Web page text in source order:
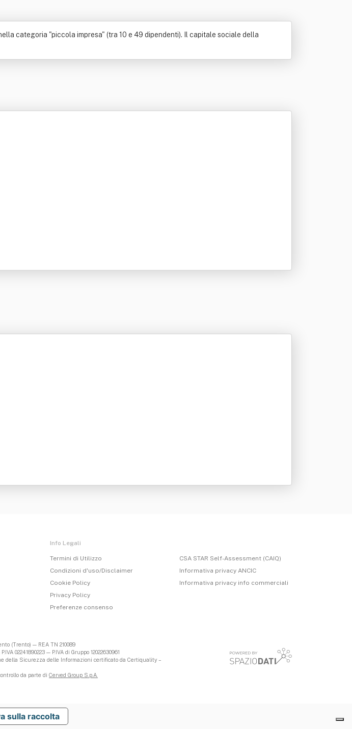
categoria "piccola impresa" (tra 10 e 49 dipendenti). Il capitale sociale della
Info Legali
Termini di Utilizzo
Condizioni d'uso/Disclaimer
Cookie Policy
Privacy Policy
Preferenze consenso
CSA STAR Self-Assessment (CAIQ)
Informativa privacy ANCIC
Informativa privacy info commerciali
(Trento) — REA TN 210089
02241890223 — P.IVA di Gruppo 12022630961
della Sicurezza delle Informazioni certificato da Certiquality –
da parte di Cerved Group S.p.A.
sulla raccolta